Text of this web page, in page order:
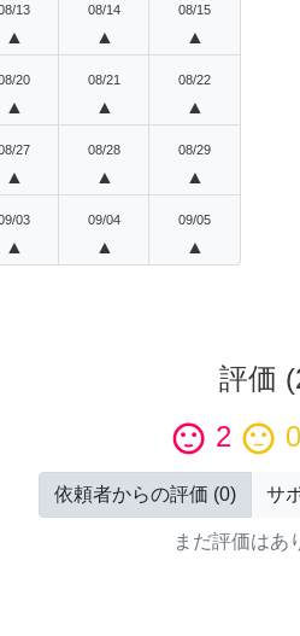
13
▲
08/14
▲
08/15
▲
20
▲
08/21
▲
08/22
▲
27
▲
08/28
▲
08/29
▲
03
▲
09/04
▲
09/05
▲
評価 (
sentiment_satisfied 2 sentiment_neutral 0
依頼者からの評価 (0) サ
まだ評価はあ